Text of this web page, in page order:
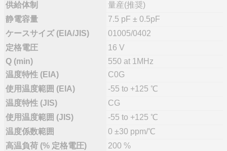
供給体制
量産(推奨)
静電容量
7.5 pF ± 0.5pF
ケースサイズ (EIA/JIS)
01005/0402
定格電圧
16 V
Q (min)
550 at 1MHz
温度特性 (EIA)
C0G
使用温度範囲 (EIA)
-55 to +125 ℃
温度特性 (JIS)
CG
使用温度範囲 (JIS)
-55 to +125 ℃
温度係数範囲
0 ±30 ppm/℃
高温負荷 (% 定格電圧)
200 %